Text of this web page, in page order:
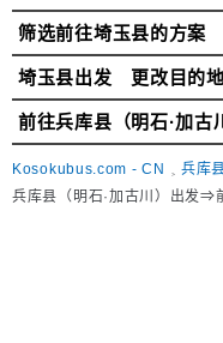
筛选前往埼玉县的方案
埼玉县出发 更改目的
前往兵库县（明石·加
Kosokubus.com - CN
兵库
兵库县（明石·加古川）出发⇒